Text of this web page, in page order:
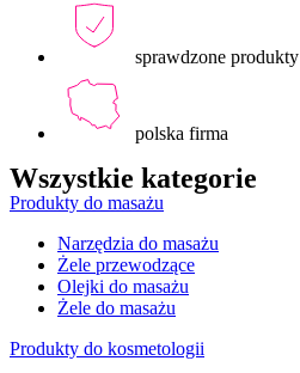
sprawdzone produkty
polska firma
Wszystkie kategorie
Produkty do masażu
Narzędzia do masażu
Żele przewodzące
Olejki do masażu
Żele do masażu
Produkty do kosmetologii